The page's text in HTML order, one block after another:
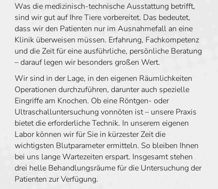
Was die medizinisch-technische Ausstattung betrifft,
sind wir gut auf Ihre Tiere vorbereitet. Das bedeutet,
dass wir den Patienten nur im Ausnahmefall an eine
Klinik überweisen müssen. Erfahrung, Fachkompetenz
und die Zeit für eine ausführliche, persönliche Beratung
– darauf legen wir besonders großen Wert.
Wir sind in der Lage, in den eigenen Räumlichkeiten
Operationen durchzuführen, darunter auch spezielle
Eingriffe am Knochen. Ob eine Röntgen- oder
Ultraschalluntersuchung vonnöten ist – unsere Praxis
bietet die erforderliche Technik. In unserem eigenen
Labor können wir für Sie in kürzester Zeit die
wichtigsten Blutparameter ermitteln. So bleiben Ihnen
bei uns lange Wartezeiten erspart. Insgesamt stehen
drei helle Behandlungsräume für die Untersuchung der
Patienten zur Verfügung.